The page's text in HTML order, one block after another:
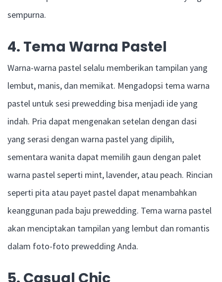
sempurna.
4. Tema Warna Pastel
Warna-warna pastel selalu memberikan tampilan yang
lembut, manis, dan memikat. Mengadopsi tema warna
pastel untuk sesi prewedding bisa menjadi ide yang
indah. Pria dapat mengenakan setelan dengan dasi
yang serasi dengan warna pastel yang dipilih,
sementara wanita dapat memilih gaun dengan palet
warna pastel seperti mint, lavender, atau peach. Rincian
seperti pita atau payet pastel dapat menambahkan
keanggunan pada baju prewedding. Tema warna pastel
akan menciptakan tampilan yang lembut dan romantis
dalam foto-foto prewedding Anda.